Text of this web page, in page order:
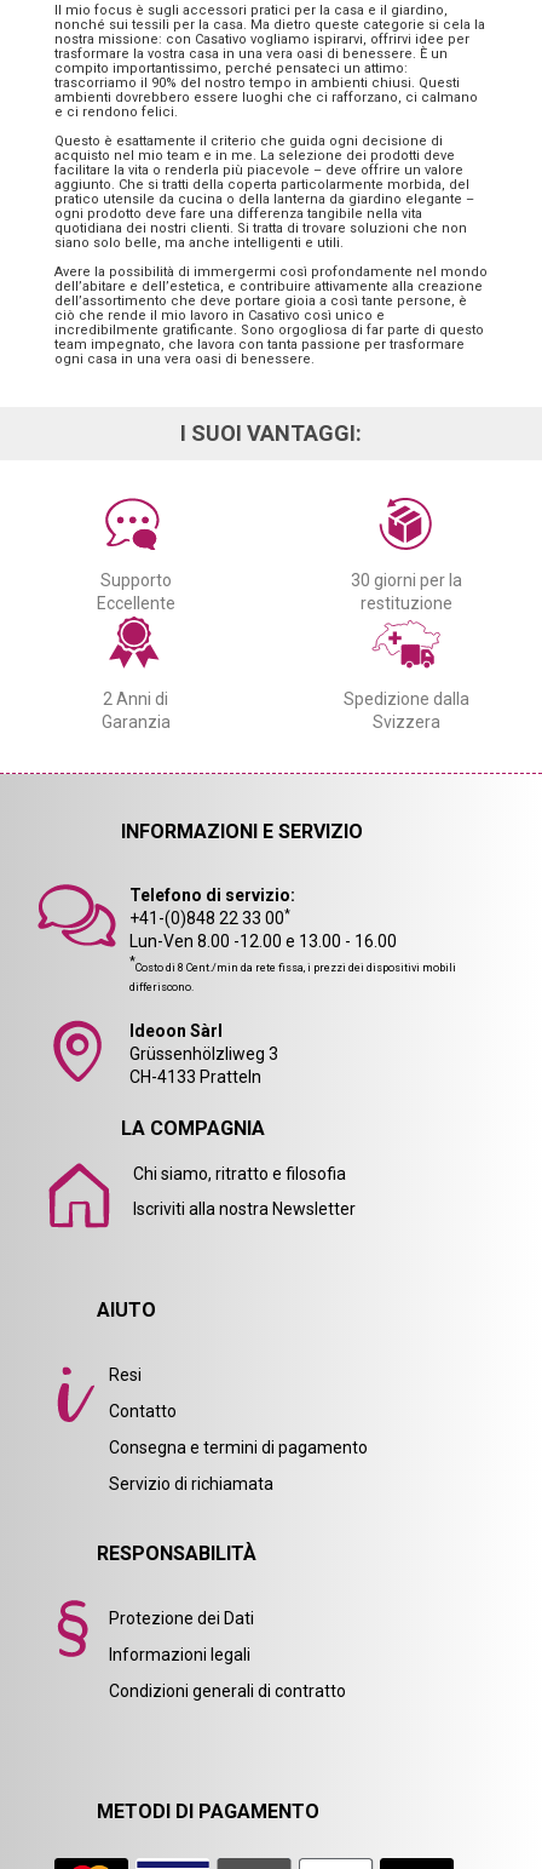
Il mio focus è sugli accessori pratici per la casa e il giardino,
nonché sui tessili per la casa. Ma dietro queste categorie si cela la
nostra missione: con Casativo vogliamo ispirarvi, offrirvi idee per
trasformare la vostra casa in una vera oasi di benessere. È un
compito importantissimo, perché pensateci un attimo:
trascorriamo il 90% del nostro tempo in ambienti chiusi. Questi
ambienti dovrebbero essere luoghi che ci rafforzano, ci calmano
e ci rendono felici.
Questo è esattamente il criterio che guida ogni decisione di
acquisto nel mio team e in me. La selezione dei prodotti deve
facilitare la vita o renderla più piacevole – deve offrire un valore
aggiunto. Che si tratti della coperta particolarmente morbida, del
pratico utensile da cucina o della lanterna da giardino elegante –
ogni prodotto deve fare una differenza tangibile nella vita
quotidiana dei nostri clienti. Si tratta di trovare soluzioni che non
siano solo belle, ma anche intelligenti e utili.
Avere la possibilità di immergermi così profondamente nel mondo
dell’abitare e dell’estetica, e contribuire attivamente alla creazione
dell’assortimento che deve portare gioia a così tante persone, è
ciò che rende il mio lavoro in Casativo così unico e
incredibilmente gratificante. Sono orgogliosa di far parte di questo
team impegnato, che lavora con tanta passione per trasformare
ogni casa in una vera oasi di benessere.
I SUOI VANTAGGI:
Supporto
Eccellente
30 giorni per la
restituzione
2 Anni di
Garanzia
Spedizione dalla
Svizzera
INFORMAZIONI E SERVIZIO
Telefono di servizio:
+41-(0)848 22 33 00*
Lun-Ven 8.00 -12.00 e 13.00 - 16.00
*Costo di 8 Cent./min da rete fissa, i prezzi dei dispositivi mobili
differiscono.
Ideoon Sàrl
Grüssenhölzliweg 3
CH-4133 Pratteln
LA COMPAGNIA
Chi siamo, ritratto e filosofia
Iscriviti alla nostra Newsletter
AIUTO
Resi
Contatto
Consegna e termini di pagamento
Servizio di richiamata
RESPONSABILITÀ
Protezione dei Dati
Informazioni legali
Condizioni generali di contratto
METODI DI PAGAMENTO